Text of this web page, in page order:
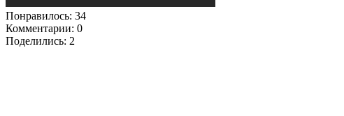
Понравилось: 34
Комментарии: 0
Поделились: 2